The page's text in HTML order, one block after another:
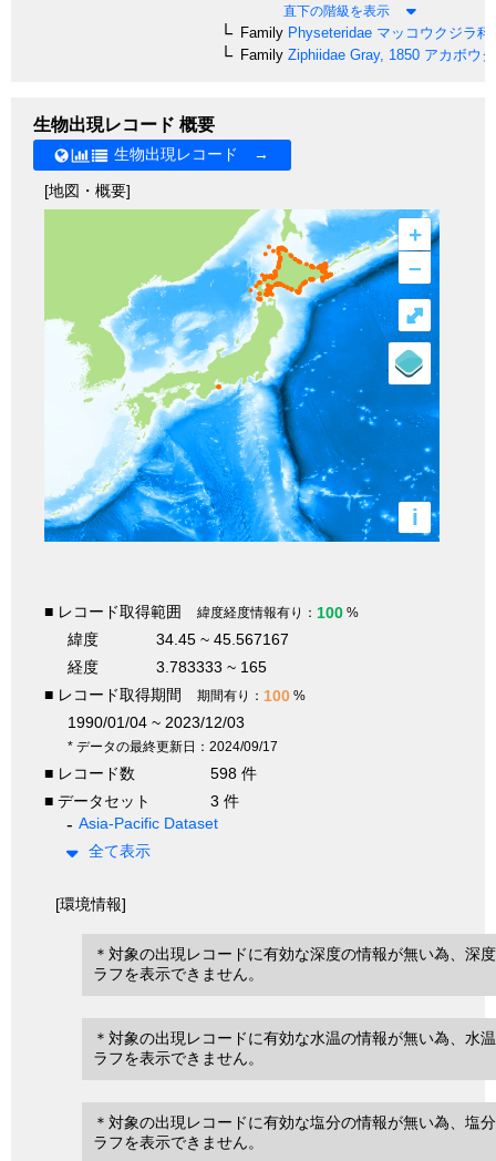
直下の階級を表示
Family Physeteridae マッコウクジラ科
Family Ziphiidae Gray, 1850 アカボウ
生物出現レコード 概要
生物出現レコード →
[地図・概要]
+
–
i
⤢
■ レコード取得範囲 緯度経度情報有り： 100 %
緯度
34.45 ~ 45.567167
経度
3.783333 ~ 165
■ レコード取得期間
期間有り： 100 %
1990/01/04 ~ 2023/12/03
* データの最終更新日：2024/09/17
■ レコード数
598 件
■ データセット
3 件
Asia-Pacific Dataset
全て表示
[環境情報]
＊対象の出現レコードに有効な深度の情報が無い為、深
ラフを表示できません。
＊対象の出現レコードに有効な水温の情報が無い為、水
ラフを表示できません。
＊対象の出現レコードに有効な塩分の情報が無い為、塩
ラフを表示できません。